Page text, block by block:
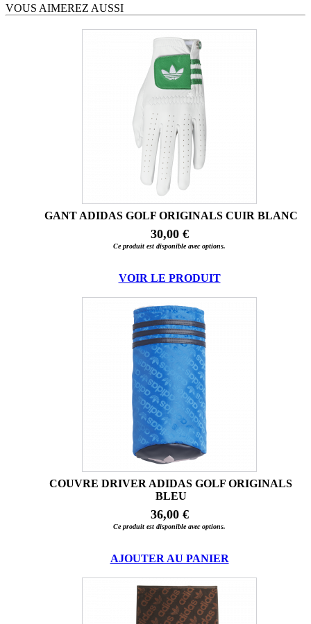
VOUS AIMEREZ AUSSI
GANT ADIDAS GOLF ORIGINALS CUIR BLANC
30,00 €
Ce produit est disponible avec options.
VOIR LE PRODUIT
COUVRE DRIVER ADIDAS GOLF ORIGINALS
BLEU
36,00 €
Ce produit est disponible avec options.
AJOUTER AU PANIER